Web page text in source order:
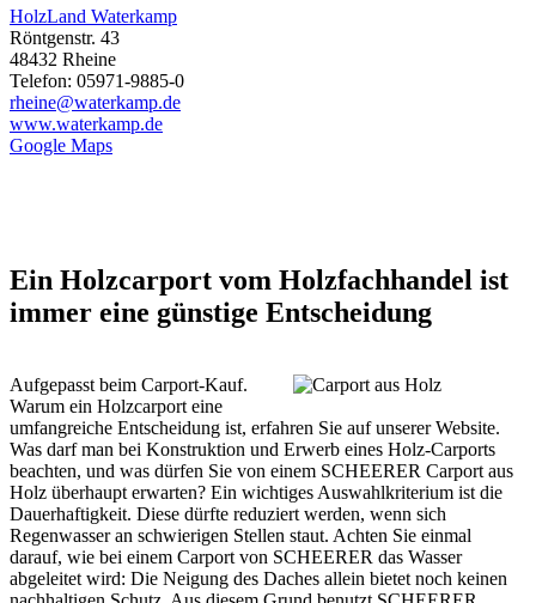
HolzLand Waterkamp
Röntgenstr. 43
48432 Rheine
Telefon: 05971-9885-0
rheine@waterkamp.de
www.waterkamp.de
Google Maps
Ein Holzcarport vom Holzfachhandel ist
immer eine günstige Entscheidung
Aufgepasst beim Carport-Kauf.
Warum ein Holzcarport eine
umfangreiche Entscheidung ist, erfahren Sie auf unserer Website.
Was darf man bei Konstruktion und Erwerb eines Holz-Carports
beachten, und was dürfen Sie von einem SCHEERER Carport aus
Holz überhaupt erwarten? Ein wichtiges Auswahlkriterium ist die
Dauerhaftigkeit. Diese dürfte reduziert werden, wenn sich
Regenwasser an schwierigen Stellen staut. Achten Sie einmal
darauf, wie bei einem Carport von SCHEERER das Wasser
abgeleitet wird: Die Neigung des Daches allein bietet noch keinen